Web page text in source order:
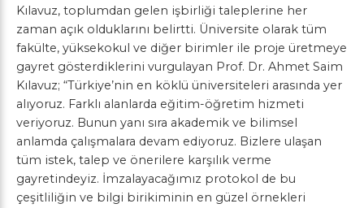
Kılavuz, toplumdan gelen işbirliği taleplerine her
zaman açık olduklarını belirtti. Üniversite olarak tüm
fakülte, yüksekokul ve diğer birimler ile proje üretmeye
gayret gösterdiklerini vurgulayan Prof. Dr. Ahmet Saim
Kılavuz; “Türkiye’nin en köklü üniversiteleri arasında yer
alıyoruz. Farklı alanlarda eğitim-öğretim hizmeti
veriyoruz. Bunun yanı sıra akademik ve bilimsel
anlamda çalışmalara devam ediyoruz. Bizlere ulaşan
tüm istek, talep ve önerilere karşılık verme
gayretindeyiz. İmzalayacağımız protokol de bu
çeşitliliğin ve bilgi birikiminin en güzel örnekleri